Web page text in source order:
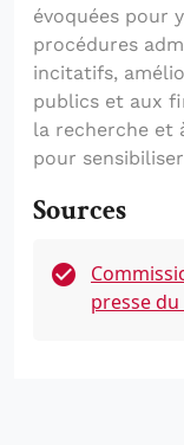
évoquées pour
procédures
incitatifs,
publics et aux
la recherche et
pour
Sources
presse